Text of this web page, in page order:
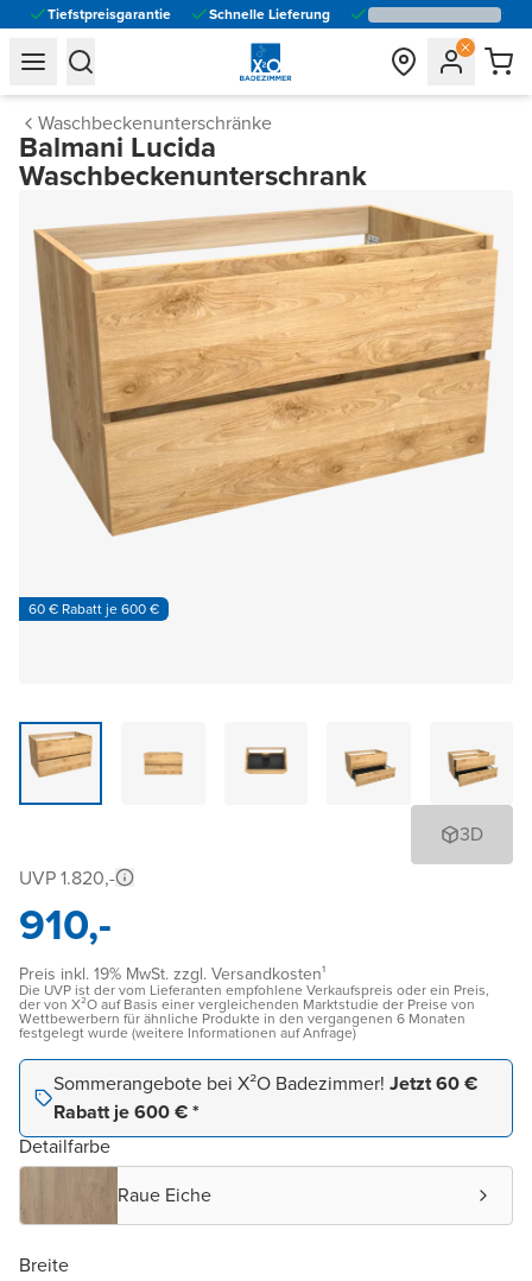
Tiefstpreisgarantie Schnelle Lieferung
general.navigation.toggle_menu.label
general.navigation.toggle_menu.label
Waschbeckenunterschränke
Balmani Lucida
Waschbeckenunterschrank
60 € Rabatt je 600 €
3D
UVP 1.820,-
910,-
Preis inkl. 19% MwSt. zzgl. Versandkosten¹
Die UVP ist der vom Lieferanten empfohlene Verkaufspreis oder ein Preis,
der von X²O auf Basis einer vergleichenden Marktstudie der Preise von
Wettbewerbern für ähnliche Produkte in den vergangenen 6 Monaten
festgelegt wurde (weitere Informationen auf Anfrage)
Sommerangebote bei X²O Badezimmer! Jetzt 60 €
Rabatt je 600 € *
Detailfarbe
Raue Eiche
Breite